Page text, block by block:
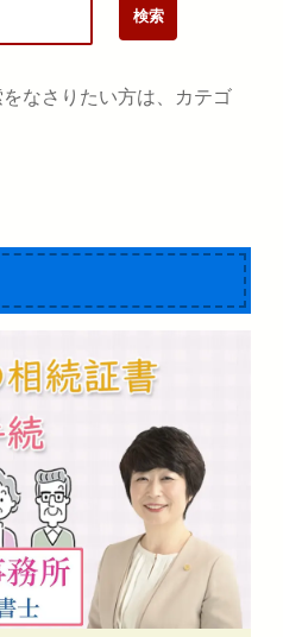
なさりたい方は、カテゴ